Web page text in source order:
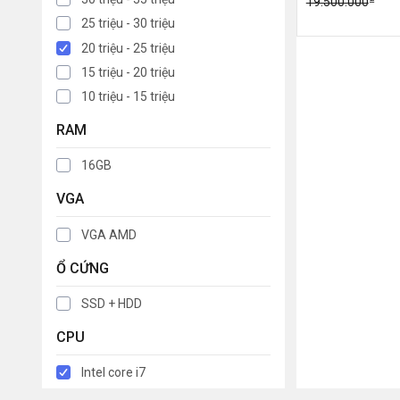
25 triệu - 30 triệu
20 triệu - 25 triệu
15 triệu - 20 triệu
10 triệu - 15 triệu
RAM
16GB
VGA
VGA AMD
Ổ CỨNG
SSD + HDD
CPU
Intel core i7